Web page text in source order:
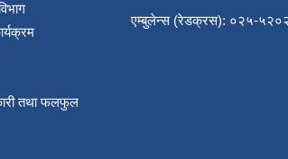
तथा फलफुल
एम्बुलेन्स (रेडक्रस): ०२५-